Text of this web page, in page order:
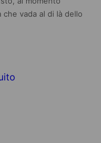
vada al di là dello